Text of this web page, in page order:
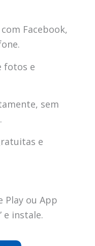
Facebook,
fotos e
sem
e
Play ou App
e instale.